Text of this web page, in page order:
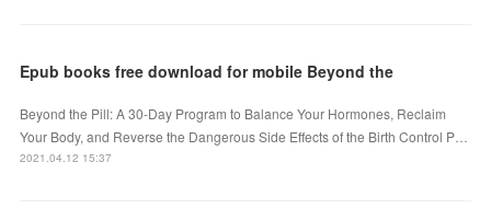
Epub books free download for mobile Beyond the
Beyond the Pill: A 30-Day Program to Balance Your Hormones, Reclaim
Your Body, and Reverse the Dangerous Side Effects of the Birth Control P…
2021.04.12 15:37